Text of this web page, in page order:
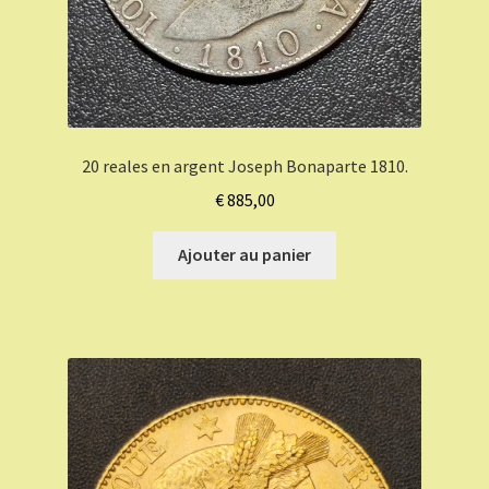
20 reales en argent Joseph Bonaparte 1810.
€885,00
Ajouter au panier